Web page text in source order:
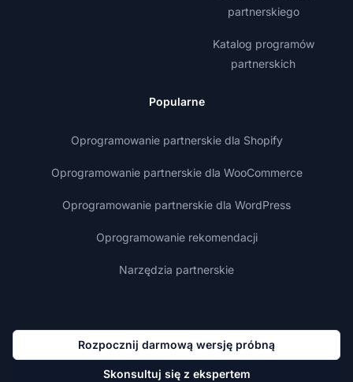
partnerskiego
Katalog programów
partnerskich
Popularne
Oprogramowanie partnerskie dla Shopify
Oprogramowanie partnerskie dla WooCommerce
Oprogramowanie partnerskie dla WordPress
Oprogramowanie rekomendacji
Narzędzia partnerskie
Rozpocznij darmową wersję próbną
Skonsultuj się z ekspertem